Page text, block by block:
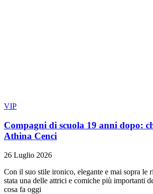
VIP
Compagni di scuola 19 anni dopo:
Athina Cenci
26 Luglio 2026
Con il suo stile ironico, elegante e mai sopra le
stata una delle attrici e comiche più importanti
cosa fa oggi